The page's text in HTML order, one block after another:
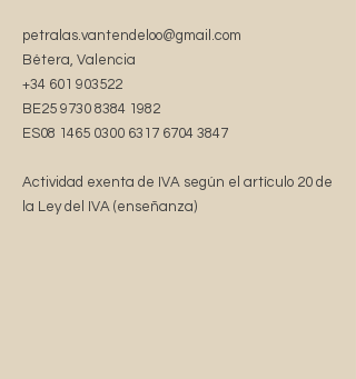
petralas.vantendeloo@gmail.com
Bétera, Valencia
+34 601 903522
BE25 9730 8384 1982
ES08 1465 0300 6317 6704 3847
Actividad exenta de IVA según el artículo 20 de
la Ley del IVA (enseñanza)